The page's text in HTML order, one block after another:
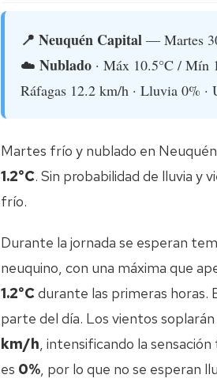
📍 Neuquén Capital — Martes
☁️ Nublado · Máx 10.5°C / Mín
Ráfagas 12.2 km/h · Lluvia 0% ·
Martes frío y nublado en
1.2°C. Sin probabilidad de lluvia y
frío.
Durante la jornada se esperan
neuquino, con una máxima que
1.2°Cdurante las primeras horas.
parte del día. Los vientos
km/h , intensificando la
es 0% , por lo que no se esperan